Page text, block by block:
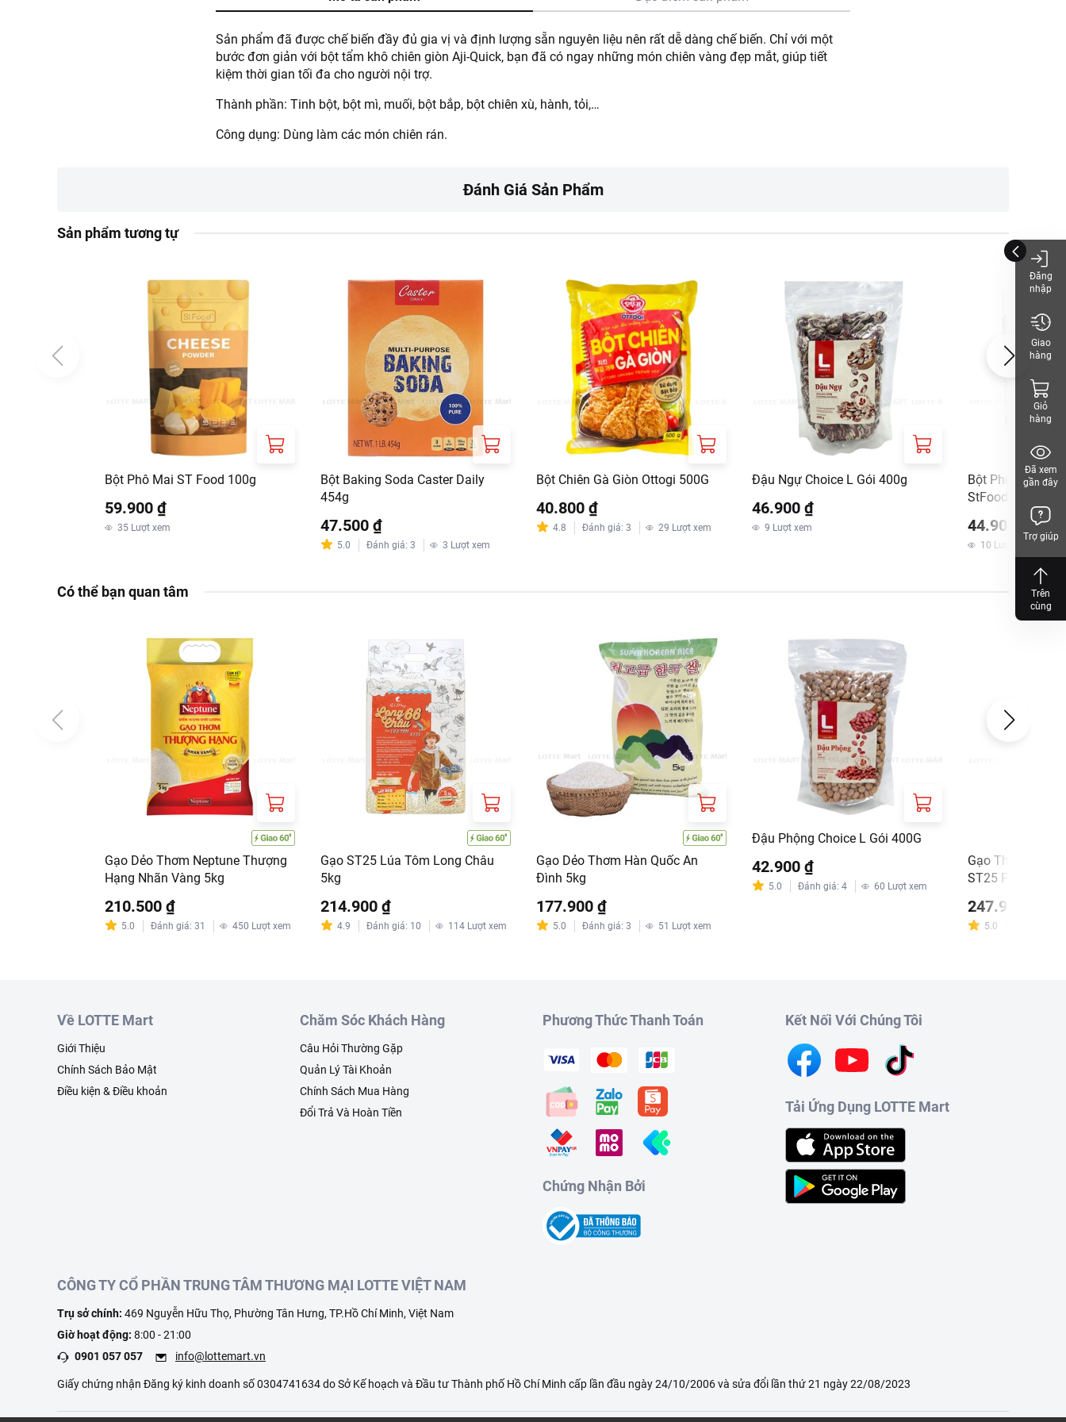
Sản phẩm đã được chế biến đầy đủ gia vị và định lượng sẵn nguyên liệu nên rất dễ dàng chế biến. Chỉ với một
bước đơn giản với bột tẩm khô chiên giòn Aji-Quick, bạn đã có ngay những món chiên vàng đẹp mắt, giúp tiết
kiệm thời gian tối đa cho người nội trợ.
Thành phần: Tinh bột, bột mì, muối, bột bắp, bột chiên xù, hành, tỏi,…
Công dụng: Dùng làm các món chiên rán.
Đánh Giá Sản Phẩm
Sản phẩm tương tự
Bột Phô Mai ST Food 100g
59.900 ₫
35 Lượt xem
Bột Baking Soda Caster Daily
454g
47.500 ₫
5.0 Đánh giá: 3 3 Lượt xem
Bột Chiên Gà Giòn Ottogi 500G
40.800 ₫
4.8 Đánh giá: 3 29 Lượt xem
Đậu Ngự Choice L Gói 400g
46.900 ₫
9 Lượt xem
Bột Phụ Gia
StFood Gói 250G
44.900 ₫
10 Lượt xem
Có thể bạn quan tâm
Gạo Dẻo Thơm Neptune Thượng
Hạng Nhãn Vàng 5kg
210.500 ₫
5.0 Đánh giá: 31 450 Lượt xem
Gạo ST25 Lúa Tôm Long Châu
5kg
214.900 ₫
4.9 Đánh giá: 10 114 Lượt xem
Gạo Dẻo Thơm Hàn Quốc An
Đình 5kg
177.900 ₫
5.0 Đánh giá: 3 51 Lượt xem
Đậu Phộng Choice L Gói 400G
42.900 ₫
5.0 Đánh giá: 4 60 Lượt xem
Gạo Thơm Đặc
ST25 Plus Lúa
247.900 ₫
5.0
Về LOTTE Mart
Giới Thiệu
Chính Sách Bảo Mật
Điều kiện & Điều khoản
Chăm Sóc Khách Hàng
Câu Hỏi Thường Gặp
Quản Lý Tài Khoản
Chính Sách Mua Hàng
Đổi Trả Và Hoàn Tiền
Phương Thức Thanh Toán
Chứng Nhận Bởi
Kết Nối Với Chúng Tôi
Tải Ứng Dụng LOTTE Mart
CÔNG TY CỔ PHẦN TRUNG TÂM THƯƠNG MẠI LOTTE VIỆT NAM
Trụ sở chính: 469 Nguyễn Hữu Thọ, Phường Tân Hưng, TP.Hồ Chí Minh, Việt Nam
Giờ hoạt động: 8:00 - 21:00
0901 057 057
info@lottemart.vn
Giấy chứng nhận Đăng ký kinh doanh số 0304741634 do Sở Kế hoạch và Đầu tư Thành phố Hồ Chí Minh cấp lần đầu ngày 24/10/2006 và sửa đổi lần thứ 21 ngày 22/08/2023
Đăng
nhập
Giao
hàng
Giỏ
hàng
Đã xem
gần đây
Trợ giúp
Trên
cùng